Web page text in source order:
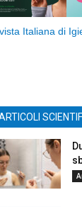
Italiana di